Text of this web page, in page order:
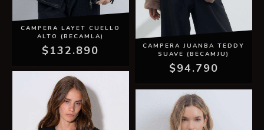
CAMPERA LAYET CUELLO
ALTO (BECAMLA)
$132.890
CAMPERA JUANBA TEDDY
SUAVE (BECAMJU)
$94.790